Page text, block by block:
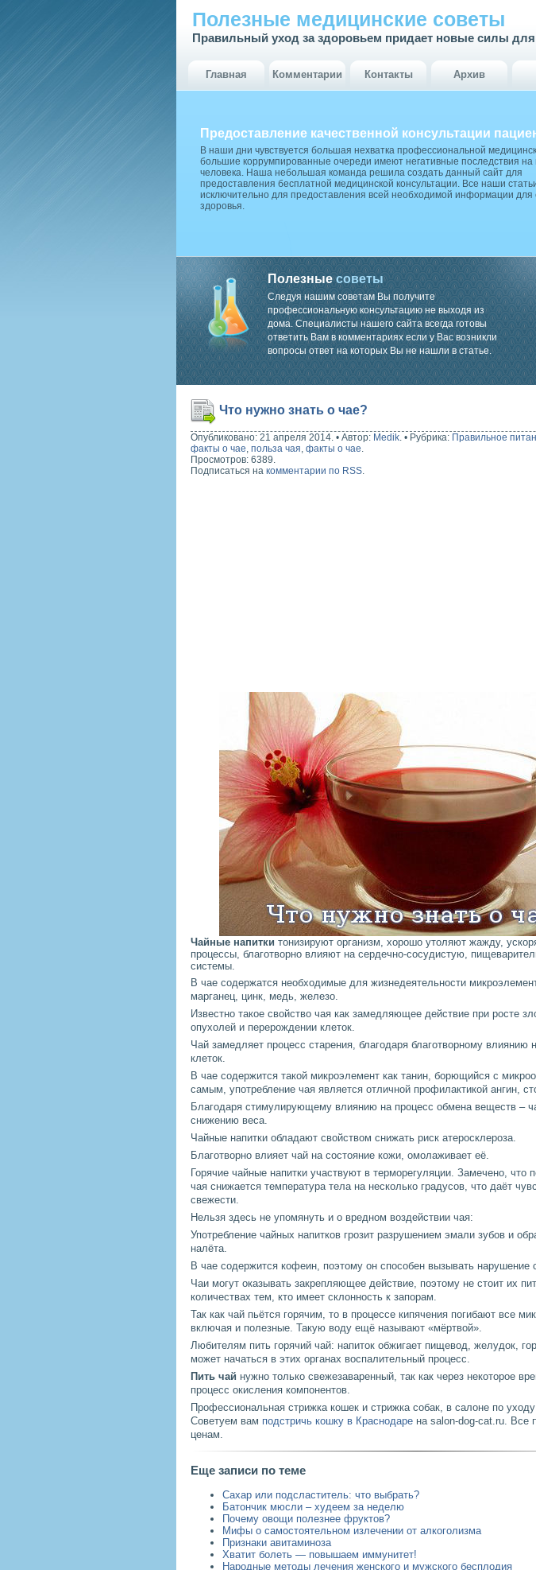
Полезные медицинские советы
Правильный уход за здоровьем придает новые силы
Главная Комментарии Контакты Архив
Предоставление качественной консультации
В наши дни чувствуется большая нехватка профессиональной
большие коррумпированные очереди имеют негативные последствия на
человека. Наша небольшая команда решила создать данный сайт для
предоставления бесплатной медицинской консультации. Все наши
исключительно для предоставления всей необходимой информации для
здоровья.
Полезныесоветы
Следуя нашим советам Вы получите
профессиональную консультацию не выходя из
дома. Специалисты нашего сайта всегда готовы
ответить Вам в комментариях если у Вас возникли
вопросы ответ на которых Вы не нашли в статье.
Что нужно знать о чае?
Опубликовано: 21 апреля 2014. • Автор: Medik. • Рубрика: Правильное
факты о чае, польза чая, факты о чае.
Просмотров: 6389.
Подписаться на комментарии по RSS.
Чайные напитки тонизируют организм, хорошо утоляют жажду,
процессы, благотворно влияют на сердечно-сосудистую,
системы.
В чае содержатся необходимые для жизнедеятельности
марганец, цинк, медь, железо.
Известно такое свойство чая как замедляющее действие при росте
опухолей и перерождении клеток.
Чай замедляет процесс старения, благодаря благотворному влиянию
клеток.
В чае содержится такой микроэлемент как танин, борющийся с
самым, употребление чая является отличной профилактикой ангин,
Благодаря стимулирующему влиянию на процесс обмена веществ –
снижению веса.
Чайные напитки обладают свойством снижать риск атеросклероза.
Благотворно влияет чай на состояние кожи, омолаживает её.
Горячие чайные напитки участвуют в терморегуляции. Замечено, что
чая снижается температура тела на несколько градусов, что даёт
свежести.
Нельзя здесь не упомянуть и о вредном воздействии чая:
Употребление чайных напитков грозит разрушением эмали зубов и
налёта.
В чае содержится кофеин, поэтому он способен вызывать нарушение
Чаи могут оказывать закрепляющее действие, поэтому не стоит их
количествах тем, кто имеет склонность к запорам.
Так как чай пьётся горячим, то в процессе кипячения погибают все
включая и полезные. Такую воду ещё называют «мёртвой».
Любителям пить горячий чай: напиток обжигает пищевод, желудок,
может начаться в этих органах воспалительный процесс.
Пить чай нужно только свежезаваренный, так как через некоторое
процесс окисления компонентов.
Профессиональная стрижка кошек и стрижка собак, в салоне по
Советуем вам подстричь кошку в Краснодаре на salon-dog-cat.ru. Все
ценам.
Еще записи по теме
Сахар или подсластитель: что выбрать?
Батончик мюсли – худеем за неделю
Почему овощи полезнее фруктов?
Мифы о самостоятельном излечении от алкоголизма
Признаки авитаминоза
Хватит болеть — повышаем иммунитет!
Народные методы лечения женского и мужского бесплодия